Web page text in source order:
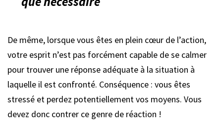
De même, lorsque vous êtes en plein cœur de l’action,
votre esprit n’est pas forcément capable de se calmer
pour trouver une réponse adéquate à la situation à
laquelle il est confronté. Conséquence : vous êtes
stressé et perdez potentiellement vos moyens. Vous
devez donc contrer ce genre de réaction !